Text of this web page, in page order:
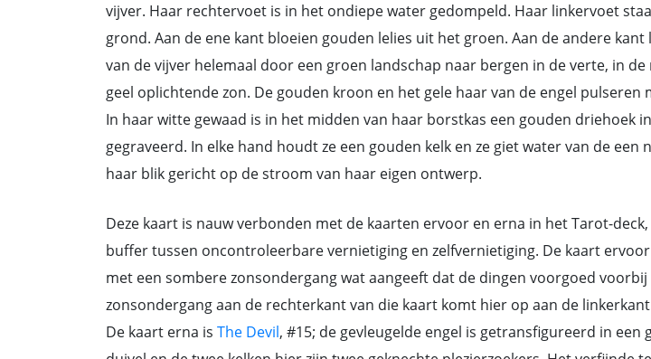
vijver. Haar rechtervoet is in het ondiepe water gedompeld. Haar linkervoet
grond. Aan de ene kant bloeien gouden lelies uit het groen. Aan de andere kant
van de vijver helemaal door een groen landschap naar bergen in de verte, in
geel oplichtende zon. De gouden kroon en het gele haar van de engel pulseren
In haar witte gewaad is in het midden van haar borstkas een gouden driehoek
gegraveerd. In elke hand houdt ze een gouden kelk en ze giet water van de een
haar blik gericht op de stroom van haar eigen ontwerp.
Deze kaart is nauw verbonden met de kaarten ervoor en erna in het Tarot-
buffer tussen oncontroleerbare vernietiging en zelfvernietiging. De kaart
met een sombere zonsondergang wat aangeeft dat de dingen voorgoed voorbij
zonsondergang aan de rechterkant van die kaart komt hier op aan de
De kaart erna is The Devil, #15; de gevleugelde engel is getransfigureerd in een